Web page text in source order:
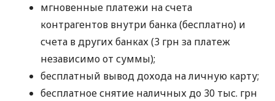
мгновенные платежи на счета
контрагентов внутри банка (бесплатно) и
счета в других банках (3 грн за платеж
независимо от суммы);
бесплатный вывод дохода на личную карту;
бесплатное снятие наличных до 30 тыс. грн